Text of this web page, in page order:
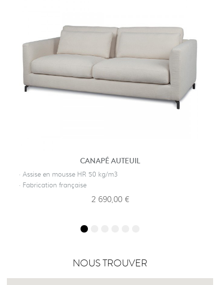
CANAPÉ AUTEUIL
· Assise en mousse HR 50 kg/m3
· Fabrication française
2 690,00 €
NOUS TROUVER